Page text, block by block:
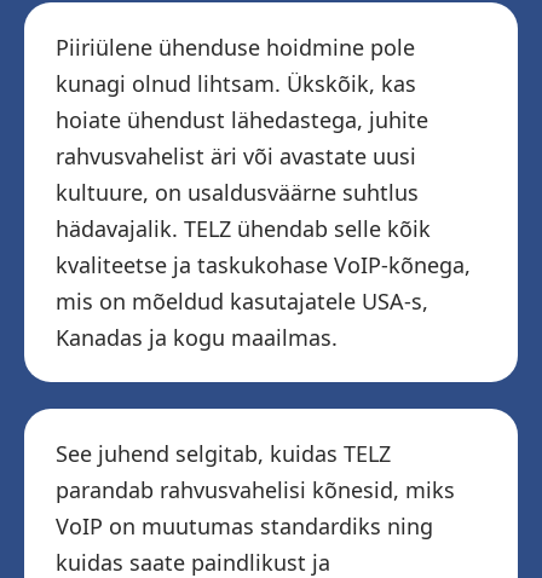
Piiriülene ühenduse hoidmine pole
kunagi olnud lihtsam. Ükskõik, kas
hoiate ühendust lähedastega, juhite
rahvusvahelist äri või avastate uusi
kultuure, on usaldusväärne suhtlus
hädavajalik. TELZ ühendab selle kõik
kvaliteetse ja taskukohase VoIP-kõnega,
mis on mõeldud kasutajatele USA-s,
Kanadas ja kogu maailmas.
See juhend selgitab, kuidas TELZ
parandab rahvusvahelisi kõnesid, miks
VoIP on muutumas standardiks ning
kuidas saate paindlikust ja